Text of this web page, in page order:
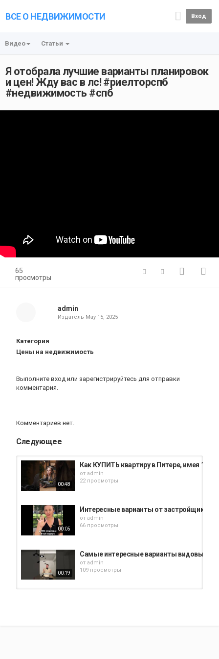
ВСЕ О НЕДВИЖИМОСТИ Вход
Видео Статьи
Я отобрала лучшие варианты планировок
и цен! Жду вас в лс! #риелторспб
#недвижимость #спб
65
просмотры
admin
Издатель May 15, 2025
Категория
Цены на недвижимость
Выполните вход или зарегистрируйтесь для отправки
комментария.
Комментариев нет.
Следующее
00:48
Как КУПИТЬ квартиру в Питере, имея 1
от admin
22 просмотры
00:05
Интересные варианты от застройщиков
от admin
66 просмотры
00:19
Самые интересные варианты видовых
от admin
109 просмотры